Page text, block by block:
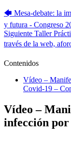
🡄 Mesa-debate: la
y futura - Congreso
Siguiente Taller
través de la web,
Contenidos
Vídeo –
Covid-19 –
Vídeo –
infección por